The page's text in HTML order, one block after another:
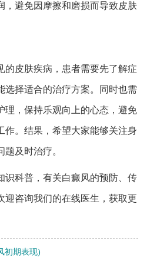
，避免因摩擦和磨损而导致皮肤
的皮肤疾病，患者需要先了解症
选择适合的治疗方案。同时也需
理，保持乐观向上的心态，避免
作。结果，希望大家能够关注身
及时治疗。
识科普，有关白癜风的预防、传
迎咨询我们的在线医生，获取更
初期表现)